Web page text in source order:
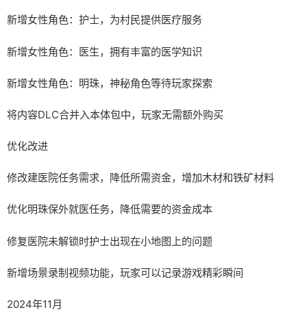
新增女性角色：护士，为村民提供医疗服务
新增女性角色：医生，拥有丰富的医学知识
新增女性角色：明珠，神秘角色等待玩家探索
将内容DLC合并入本体包中，玩家无需额外购买
优化改进
修改建医院任务需求，降低所需资金，增加木材和铁矿材料
优化明珠保外就医任务，降低需要的资金成本
修复医院未解锁时护士出现在小地图上的问题
新增场景录制视频功能，玩家可以记录游戏精彩瞬间
2024年11月